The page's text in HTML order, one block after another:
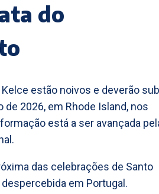
do
estão noivos e deverão
de 2026, em Rhode Island, nos
está a ser avançada
das celebrações de Santo
em Portugal.